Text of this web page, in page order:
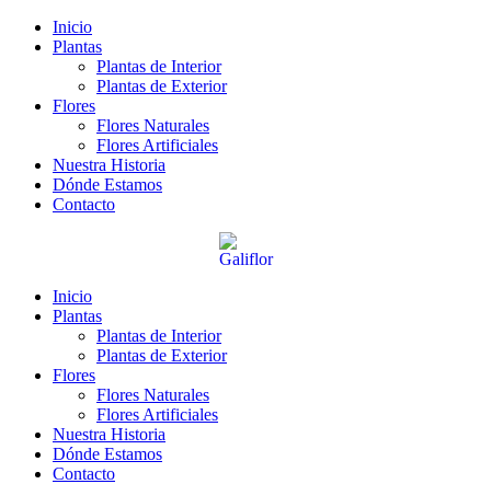
Inicio
Plantas
Plantas de Interior
Plantas de Exterior
Flores
Flores Naturales
Flores Artificiales
Nuestra Historia
Dónde Estamos
Contacto
Inicio
Plantas
Plantas de Interior
Plantas de Exterior
Flores
Flores Naturales
Flores Artificiales
Nuestra Historia
Dónde Estamos
Contacto